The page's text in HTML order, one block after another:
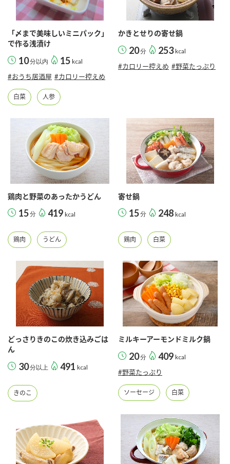
「〆まで美味しいミニパック」
で作る浅漬け
10分以内 15 kcal
#おうち居酒屋 #カロリー控えめ
白菜 人参
かきとせりの寄せ鍋
20分 253 kcal
#カロリー控えめ #野菜たっぷり
鶏肉と野菜のあったかうどん
15分 419 kcal
鶏肉 うどん
寄せ鍋
15分 248 kcal
鶏肉 白菜
どっさりきのこの炊き込みごは
ん
30分以上 491 kcal
きのこ
ミルキーアーモンドミルク鍋
20分 409 kcal
#野菜たっぷり
ソーセージ 白菜